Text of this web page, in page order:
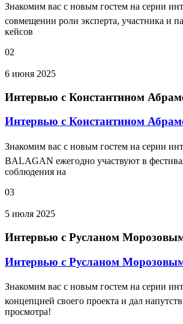
Знакомим вас с новым гостем на серии
совмещении роли эксперта, участника и
кейсов
02
6 июня 2025
Интервью с Константином
Интервью с Константином
Знакомим вас с новым гостем на серии
BALAGAN ежегодно участвуют в
соблюдения на
03
5 июля 2025
Интервью с Русланом
Интервью с Русланом
Знакомим вас с новым гостем на серии
концепцией своего проекта и дал
просмотра!